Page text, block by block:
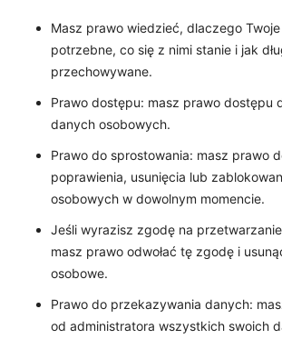
Masz prawo wiedzieć, dlaczego
potrzebne, co się z nimi stanie i jak
przechowywane.
Prawo dostępu: masz prawo dostępu
danych osobowych.
Prawo do sprostowania: masz prawo
poprawienia, usunięcia lub
osobowych w dowolnym momencie.
Jeśli wyrazisz zgodę na
masz prawo odwołać tę zgodę i
osobowe.
Prawo do przekazywania danych:
od administratora wszystkich swoich